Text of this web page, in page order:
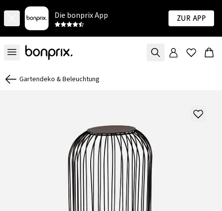
Die bonprix App Zur App
Gartendeko & Beleuchtung